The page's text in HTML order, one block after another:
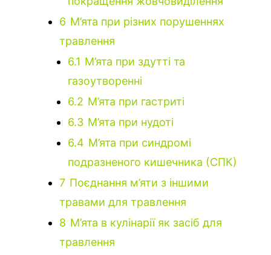
6 М’ята при різних порушеннях
травлення
6.1 М’ята при здутті та
газоутворенні
6.2 М’ята при гастриті
6.3 М’ята при нудоті
6.4 М’ята при синдромі
подразненого кишечника (СПК)
7 Поєднання м’яти з іншими
травами для травлення
8 М’ята в кулінарії як засіб для
травлення